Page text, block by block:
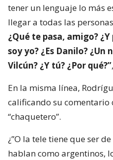
tener un lenguaje lo más
llegar a todas las
¿Qué te pasa, amigo?
soy yo? ¿Es Danilo? ¿Un
Vilcún? ¿Y tú? ¿Por qué?”
En la misma línea,
calificando su comentario
“chaquetero”.
¿”O la tele tiene que ser
hablan como argentinos,